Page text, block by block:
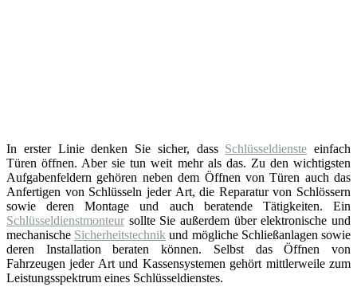
In erster Linie denken Sie sicher, dass Schlüsseldienste einfach
Türen öffnen. Aber sie tun weit mehr als das. Zu den wichtigsten
Aufgabenfeldern gehören neben dem Öffnen von Türen auch das
Anfertigen von Schlüsseln jeder Art, die Reparatur von Schlössern
sowie deren Montage und auch beratende Tätigkeiten. Ein
Schlüsseldienstmonteur sollte Sie außerdem über elektronische und
mechanische Sicherheitstechnik und mögliche Schließanlagen sowie
deren Installation beraten können. Selbst das Öffnen von
Fahrzeugen jeder Art und Kassensystemen gehört mittlerweile zum
Leistungsspektrum eines Schlüsseldienstes.